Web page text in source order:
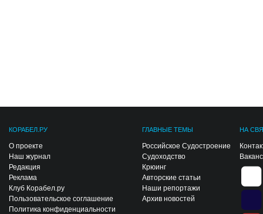
КОРАБЕЛ.РУ
О проекте
Наш журнал
Редакция
Реклама
Клуб Корабел.ру
Пользовательское соглашение
Политика конфиденциальности
ГЛАВНЫЕ ТЕМЫ
Российское Судостроение
Судоходство
Крюинг
Авторские статьи
Наши репортажи
Архив новостей
НА